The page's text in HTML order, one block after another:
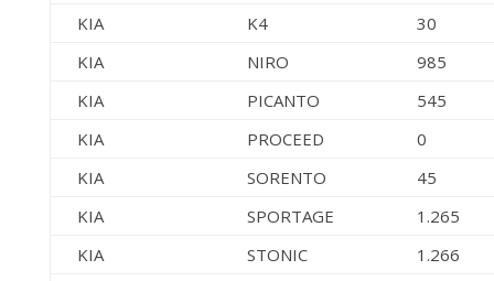
KIA
K4
30
KIA
NIRO
985
KIA
PICANTO
545
KIA
PROCEED
0
KIA
SORENTO
45
KIA
SPORTAGE
1.265
KIA
STONIC
1.266